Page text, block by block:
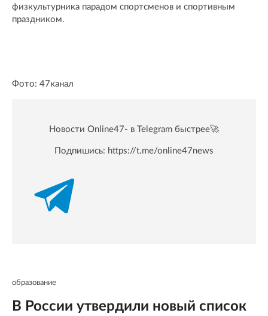
физкультурника парадом спортсменов и спортивным
праздником.
Фото: 47канал
Новости Online47- в Telegram быстрее🚀
Подпишись: https://t.me/online47news
образование
В России утвердили новый список